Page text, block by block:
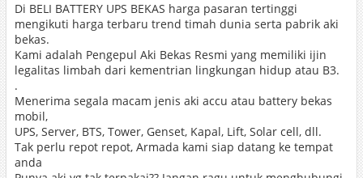
Di BELI BATTERY UPS BEKAS harga pasaran tertinggi
mengikuti harga terbaru trend timah dunia serta pabrik aki
bekas.
Kami adalah Pengepul Aki Bekas Resmi yang memiliki ijin
legalitas limbah dari kementrian lingkungan hidup atau B3.
.
Menerima segala macam jenis aki accu atau battery bekas
mobil,
UPS, Server, BTS, Tower, Genset, Kapal, Lift, Solar cell, dll.
Tak perlu repot repot, Armada kami siap datang ke tempat
anda